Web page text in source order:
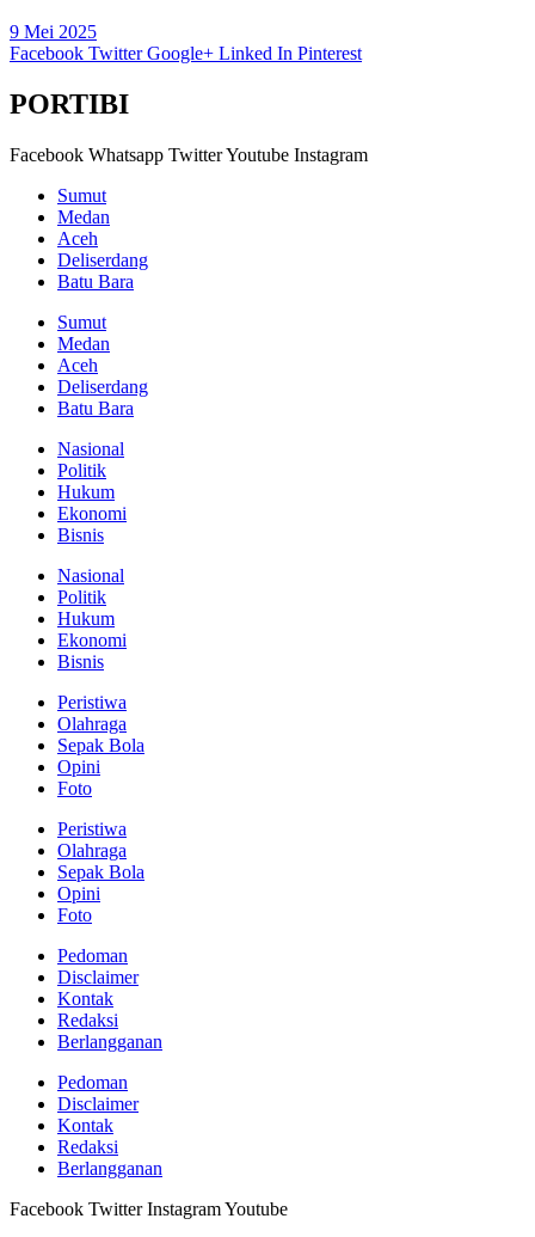
9 Mei 2025
Facebook Twitter Google+ Linked In Pinterest
PORTIBI
Facebook Whatsapp TwitterYoutube Instagram
Sumut
Medan
Aceh
Deliserdang
Batu Bara
Sumut
Medan
Aceh
Deliserdang
Batu Bara
Nasional
Politik
Hukum
Ekonomi
Bisnis
Nasional
Politik
Hukum
Ekonomi
Bisnis
Peristiwa
Olahraga
Sepak Bola
Opini
Foto
Peristiwa
Olahraga
Sepak Bola
Opini
Foto
Pedoman
Disclaimer
Kontak
Redaksi
Berlangganan
Pedoman
Disclaimer
Kontak
Redaksi
Berlangganan
Facebook Twitter InstagramYoutube